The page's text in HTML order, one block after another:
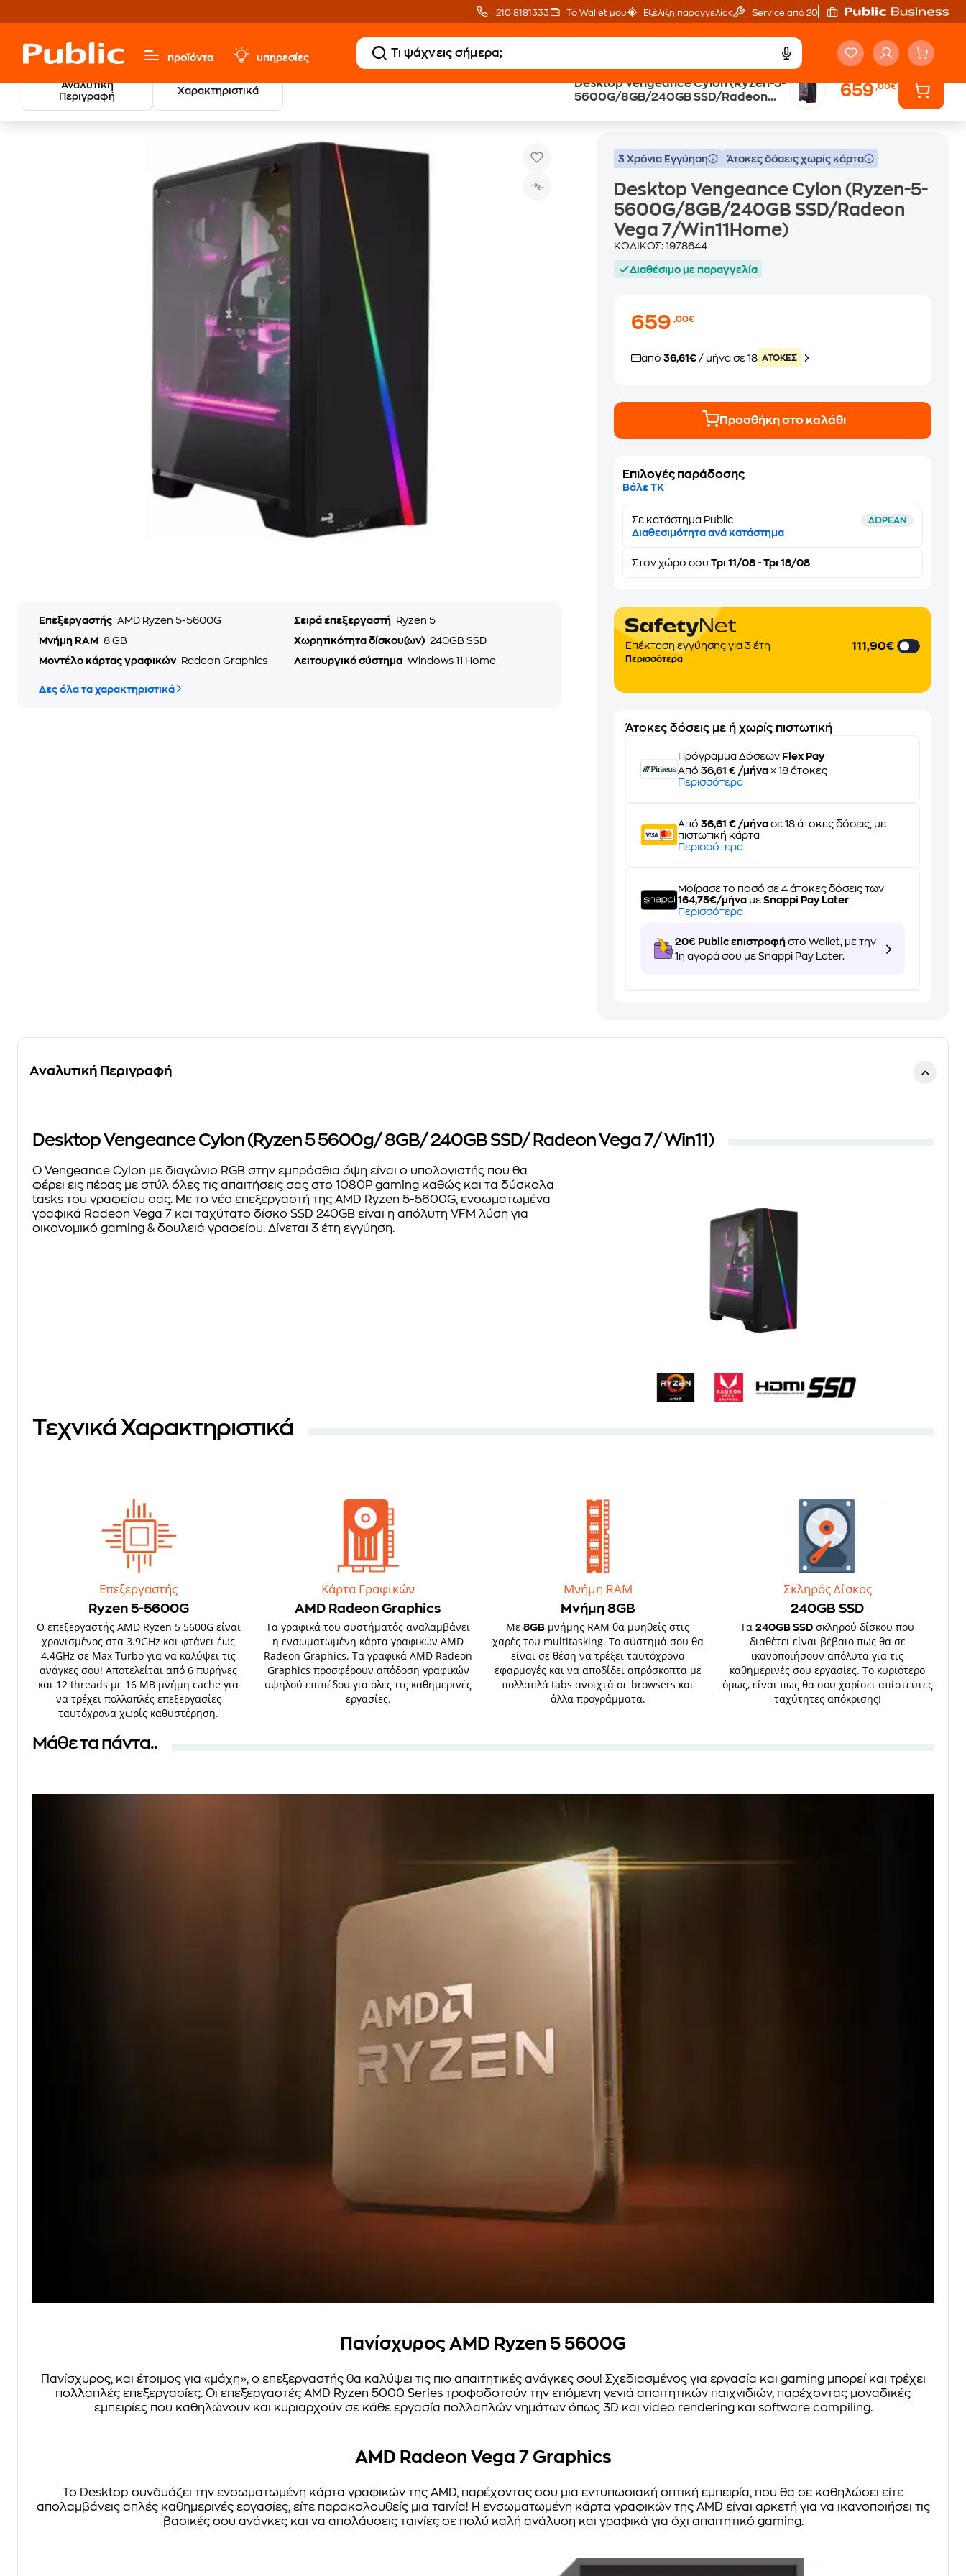
210 8181333 Το Wallet μου Εξέλιξη παραγγελίας Service από 20'
προϊόντα υπηρεσίες
Αναλυτική
Περιγραφή
Χαρακτηριστικά
Desktop Vengeance Cylon (Ryzen-5-
5600G/8GB/240GB SSD/Radeon
659,00€
Υπολογιστές & Περιφερειακά
Desktop Vengeance Cylon (Ryzen-5-5600G/8GB/240GB SSD/Radeon Vega 7/Win11Home)
Επεξεργαστής AMD Ryzen 5-5600G Σειρά επεξεργαστή
Ryzen 5
Μνήμη RAM
8 GB Χωρητικότητα δίσκου(ων) 240GB SSD
Μοντέλο κάρτας γραφικών Radeon Graphics Λειτουργικό σύστημα Windows 11 Home
Δες όλα τα χαρακτηριστικά
3 Χρόνια Εγγύηση Άτοκες δόσεις χωρίς κάρτα
Desktop Vengeance Cylon (Ryzen-5-
5600G/8GB/240GB SSD/Radeon
Vega 7/Win11Home)
ΚΩΔΙΚΟΣ:1978644
Διαθέσιμο με παραγγελία
659,00€
από36,61€ / μήνα σε 18 ATOKEΣ
Προσθήκη στο καλάθι
Επιλογές παράδοσης
Βάλε ΤΚ
Σε κατάστημα Public ΔΩΡΕΑΝ
Διαθεσιμότητα ανά κατάστημα
Στονχώρο σου Τρι 11/08 - Τρι 18/08
Επέκταση εγγύησης για 3 έτη
Περισσότερα
111,90€
Άτοκες δόσεις με ή χωρίς πιστωτική
Πρόγραμμα Δόσεων Flex Pay
Από36,61 € /μήνα × 18 άτοκες
Περισσότερα
Από36,61 € /μήνα σε 18 άτοκες δόσεις, με
πιστωτική κάρτα
Περισσότερα
Μοίρασε το ποσό σε 4 άτοκες δόσεις των
164,75€/μήνα μεSnappi Pay Later
Περισσότερα
20€ Public επιστροφή στο Wallet, με την
1η αγορά σου με Snappi Pay Later.
Αναλυτική Περιγραφή
Desktop Vengeance Cylon (Ryzen 5 5600g/ 8GB/ 240GB SSD/ Radeon Vega 7/ Win11)
Ο Vengeance Cylon με διαγώνιο RGB στην εμπρόσθια όψη είναι ο υπολογιστής που θα
φέρει εις πέρας με στύλ όλες τις απαιτήσεις σας στο 1080P gaming καθώς και τα δύσκολα
tasks του γραφείου σας. Με το νέο επεξεργαστή της AMD Ryzen 5-5600G, ενσωματωμένα
γραφικά Radeon Vega 7 και ταχύτατο δίσκο SSD 240GB είναι η απόλυτη VFM λύση για
οικονομικό gaming & δουλειά γραφείου. Δίνεται 3 έτη εγγύηση.
Τεχνικά Χαρακτηριστικά
Επεξεργαστής
Ryzen 5-5600G
Ο επεξεργαστής AMD Ryzen 5 5600G είναι
χρονισμένος στα 3.9GHz και φτάνει έως
4.4GHz σε Max Turbo για να καλύψει τις
ανάγκες σου! Αποτελείται από 6 πυρήνες
και 12 threads με 16 MB μνήμη cache για
να τρέχει πολλαπλές επεξεργασίες
ταυτόχρονα χωρίς καθυστέρηση.
Κάρτα Γραφικών
AMD Radeon Graphics
Τα γραφικά του συστήματός αναλαμβάνει
η ενσωματωμένη κάρτα γραφικών AMD
Radeon Graphics. Τα γραφικά AMD Radeon
Graphics προσφέρουν απόδοση γραφικών
υψηλού επιπέδου για όλες τις καθημερινές
εργασίες.
Μνήμη RAM
Μνήμη 8GB
Με8GB μνήμης RAM θα μυηθείς στις
χαρές του multitasking. Το σύστημά σου θα
είναι σε θέση να τρέξει ταυτόχρονα
εφαρμογές και να αποδίδει απρόσκοπτα με
πολλαπλά tabs ανοιχτά σε browsers και
άλλα προγράμματα.
Σκληρός Δίσκος
240GB SSD
Τα240GB SSD σκληρού δίσκου που
διαθέτει είναι βέβαιο πως θα σε
ικανοποιήσουν απόλυτα για τις
καθημερινές σου εργασίες. Το κυριότερο
όμως, είναι πως θα σου χαρίσει απίστευτες
ταχύτητες απόκρισης!
Μάθε τα πάντα..
Πανίσχυρος AMD Ryzen 5 5600G
Πανίσχυρος, και έτοιμος για «μάχη», ο επεξεργαστής θα καλύψει τις πιο απαιτητικές ανάγκες σου! Σχεδιασμένος για εργασία και gaming μπορεί και τρέχει
πολλαπλές επεξεργασίες. Οι επεξεργαστές AMD Ryzen 5000 Series τροφοδοτούν την επόμενη γενιά απαιτητικών παιχνιδιών, παρέχοντας μοναδικές
εμπειρίες που καθηλώνουν και κυριαρχούν σε κάθε εργασία πολλαπλών νημάτων όπως 3D και video rendering και software compiling.
AMD Radeon Vega 7 Graphics
Το Desktop συνδυάζει την ενσωματωμένη κάρτα γραφικών της AMD, παρέχοντας σου μια εντυπωσιακή οπτική εμπειρία, που θα σε καθηλώσει είτε
απολαμβάνεις απλές καθημερινές εργασίες, είτε παρακολουθείς μια ταινία! Η ενσωματωμένη κάρτα γραφικών της AMD είναι αρκετή για να ικανοποιήσει τις
βασικές σου ανάγκες και να απολάυσεις ταινίες σε πολύ καλή ανάλυση και γραφικά για όχι απαιτητικό gaming.